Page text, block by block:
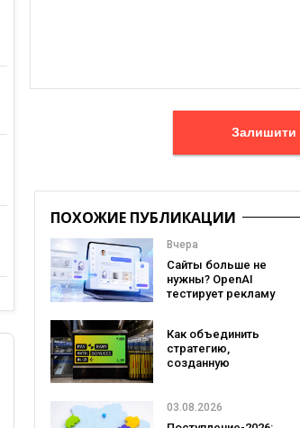
ПОХОЖИЕ ПУБЛИКАЦИИ
Вчера
Сайты больше не
нужны? OpenAI
тестирует рекламу
бренда
Как объединить
стратегию,
созданную
izi и агентства
03.08.2026